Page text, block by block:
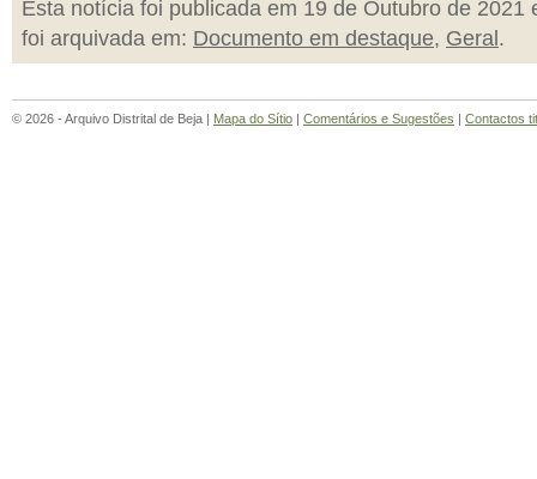
Esta notícia foi publicada em 19 de Outubro de 2021
foi arquivada em: Documento em destaque, Geral .
© 2026 - Arquivo Distrital de Beja | Mapa do Sítio | Comentários e Sugestões | Contactos